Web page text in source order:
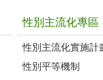
性別主流化專區
性別主流化實施計
性別平等機制